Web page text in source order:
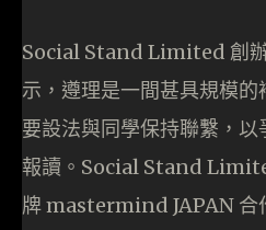
Social Stand Limited 創
示，遵理是一間甚具規模
要設法與同學保持聯繫，
報讀。Social Stand
牌 mastermind JAPAN 合